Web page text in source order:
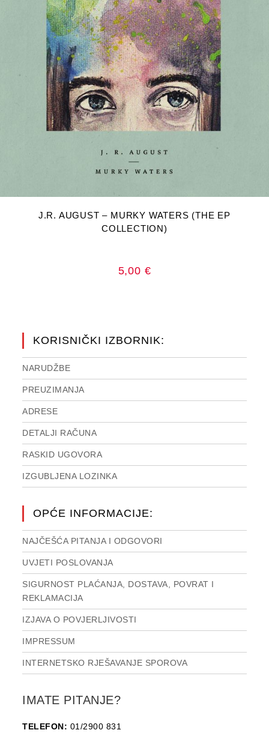
J.R. AUGUST – MURKY WATERS (THE EP
COLLECTION)
5,00 €
KORISNIČKI IZBORNIK:
NARUDŽBE
PREUZIMANJA
ADRESE
DETALJI RAČUNA
RASKID UGOVORA
IZGUBLJENA LOZINKA
OPĆE INFORMACIJE:
NAJČEŠĆA PITANJA I ODGOVORI
UVJETI POSLOVANJA
SIGURNOST PLAĆANJA, DOSTAVA, POVRAT I
REKLAMACIJA
IZJAVA O POVJERLJIVOSTI
IMPRESSUM
INTERNETSKO RJEŠAVANJE SPOROVA
IMATE PITANJE?
TELEFON: 01/2900 831